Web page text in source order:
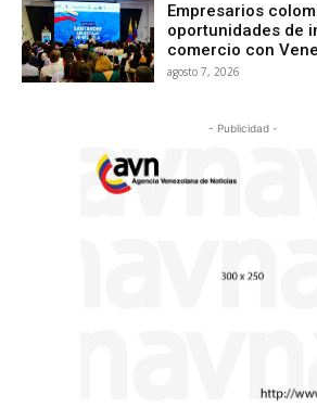
Empresarios
oportunidades de
comercio con
agosto 7, 2026
- Publicidad -